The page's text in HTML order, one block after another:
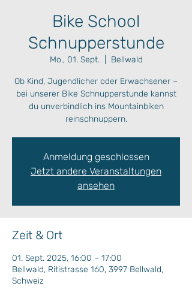
Bike School
Schnupperstunde
Mo., 01. Sept.
  |
Bellwald
Ob Kind, Jugendlicher oder Erwachsener –
bei unserer Bike Schnupperstunde kannst
du unverbindlich ins Mountainbiken
reinschnuppern.
Anmeldung geschlossen
Jetzt andere Veranstaltungen
ansehen
Zeit & Ort
01. Sept. 2025, 16:00 – 17:00
Bellwald, Ritistrasse 160, 3997 Bellwald,
Schweiz